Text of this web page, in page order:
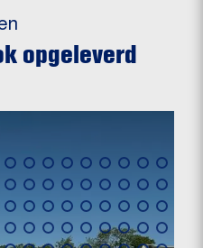
opgeleverd